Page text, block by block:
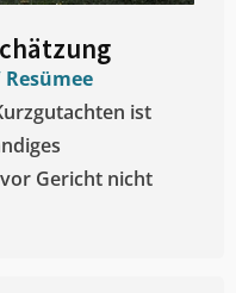
ist
Gericht nicht